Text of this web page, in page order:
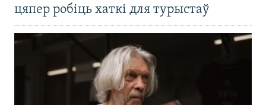
цяпер робіць хаткі для турыстаў